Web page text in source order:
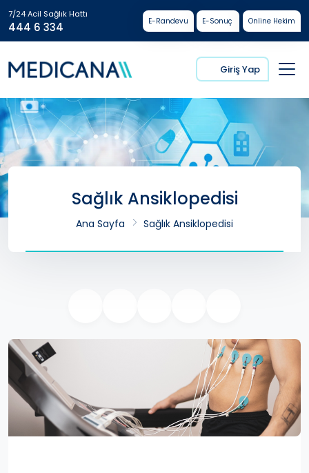
7/24 Acil Sağlık Hattı
444 6 334 E-Randevu E-Sonuç Online Hekim
Giriş Yap
Sağlık Ansiklopedisi
Ana Sayfa Sağlık Ansiklopedisi